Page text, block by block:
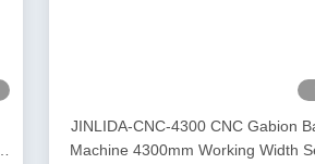
JINLIDA-CNC-4300 CNC Gabion
Machine 4300mm Working Width